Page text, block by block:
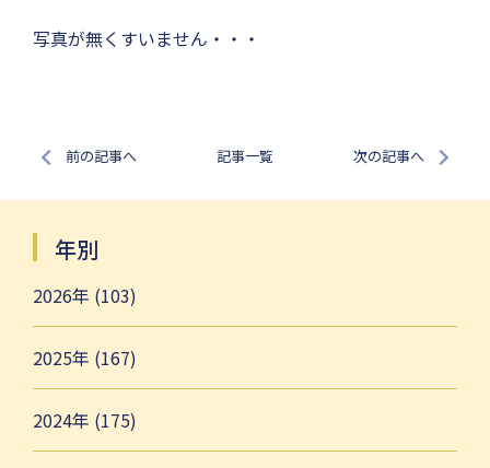
写真が無くすいません・・・
前の記事へ 記事一覧 次の記事へ
年別
2026年 (103)
2025年 (167)
2024年 (175)